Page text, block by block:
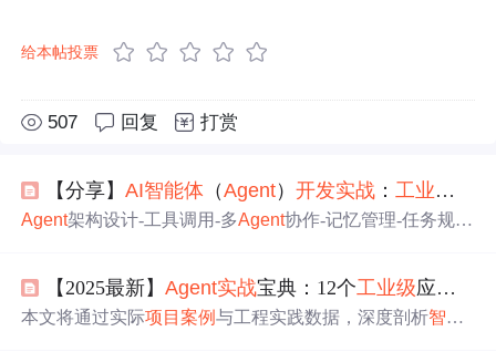
给本帖投票
507 回复 打赏
【分享】AI智能体 （Agent）开发实战 ： 工业级
Agent架构设计-工具调用-多Agent协作-记忆管理-任务规划
an.quark.cn/s/7a01d15b32c6。资源来自网络，如有侵权请联
系删除。
【2025最新】Agent实战宝典：12个工业级应用
本文将通过实际项目案例与工程实践数据，深度剖析智能